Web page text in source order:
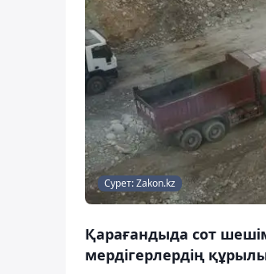
Сурет: Zakon.kz
Қарағандыда сот
мердігерлердің